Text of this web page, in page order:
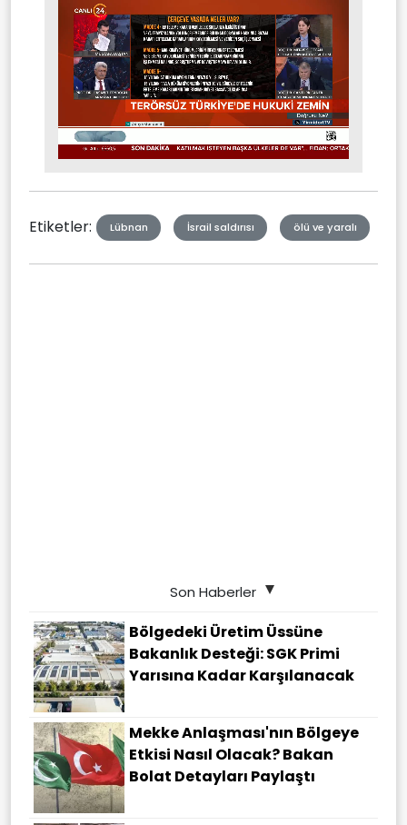
Mute Stream
Etiketler: Lübnan İsrail saldırısı ölü ve yaralı
Son Haberler
Bölgedeki Üretim Üssüne
Bakanlık Desteği: SGK Primi
Yarısına Kadar Karşılanacak
Mekke Anlaşması'nın Bölgeye
Etkisi Nasıl Olacak? Bakan
Bolat Detayları Paylaştı